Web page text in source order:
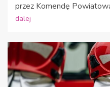
przez Komendę
dalej